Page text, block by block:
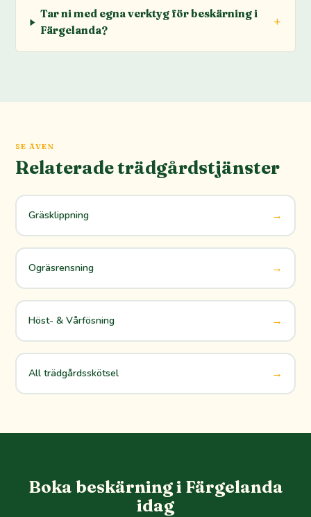
Tar ni med egna verktyg för beskärning i
Färgelanda?
SE ÄVEN
Relaterade trädgårdstjänster
Gräsklippning →
Ogräsrensning →
Höst- & Vårfösning →
All trädgårdsskötsel →
Boka beskärning i Färgelanda
idag